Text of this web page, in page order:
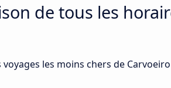
de tous les
les moins chers de